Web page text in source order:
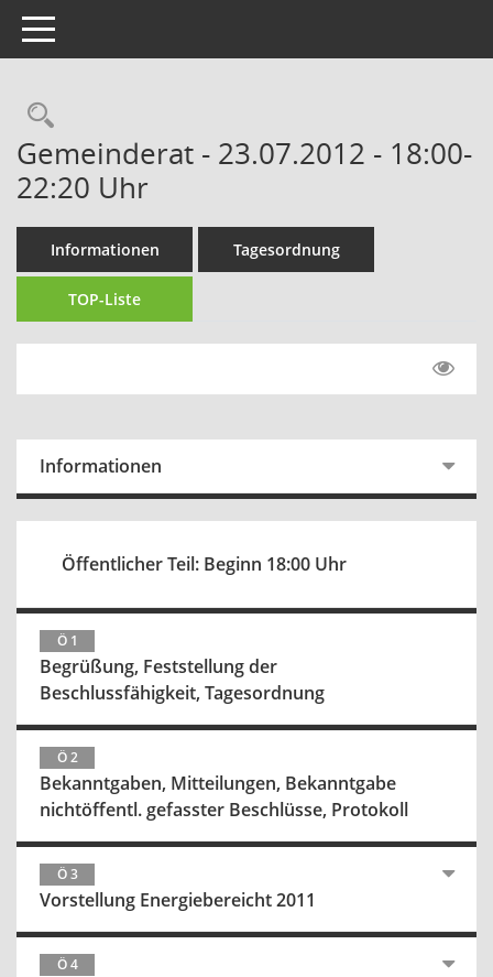
Toggle navigation
Gemeinderat - 23.07.2012 - 18:00-
22:20 Uhr
Informationen Tagesordnung
TOP-Liste
Informationen
Öffentlicher Teil: Beginn 18:00 Uhr
Ö 1
Begrüßung, Feststellung der
Beschlussfähigkeit, Tagesordnung
Ö 2
Bekanntgaben, Mitteilungen, Bekanntgabe
nichtöffentl. gefasster Beschlüsse, Protokoll
Ö 3
Vorstellung Energiebereicht 2011
Ö 4